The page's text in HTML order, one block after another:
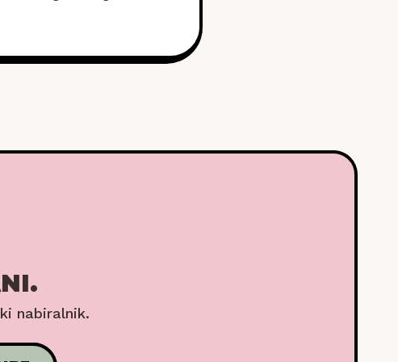
nabiralnik.